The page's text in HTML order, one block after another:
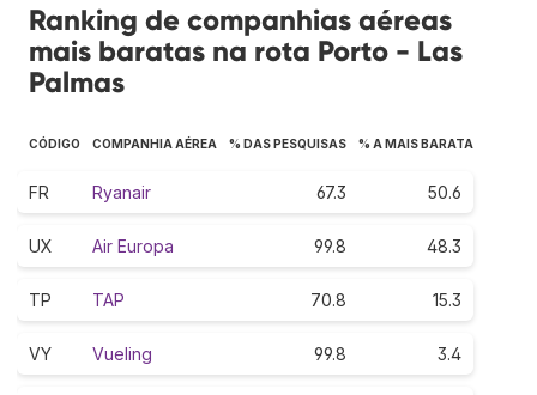
Ranking de companhias aéreas
mais baratas na rota Porto - Las
Palmas
CÓDIGO COMPANHIA AÉREA % DAS PESQUISAS % A MAIS BARATA
FR Ryanair 67.3 50.6
UX Air Europa 99.8 48.3
TP TAP 70.8 15.3
VY Vueling 99.8 3.4